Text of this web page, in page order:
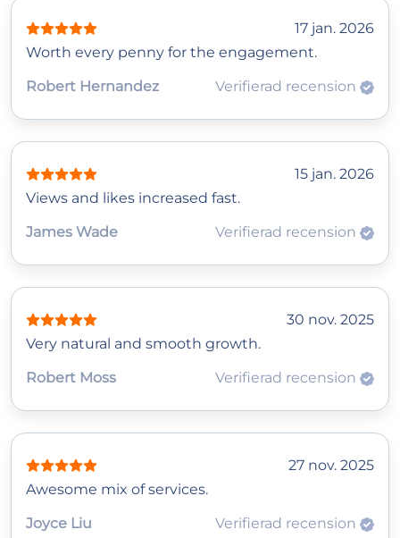
17 jan. 2026
Worth every penny for the engagement.
Robert Hernandez
Verifierad recension
15 jan. 2026
Views and likes increased fast.
James Wade
Verifierad recension
30 nov. 2025
Very natural and smooth growth.
Robert Moss
Verifierad recension
27 nov. 2025
Awesome mix of services.
Joyce Liu
Verifierad recension